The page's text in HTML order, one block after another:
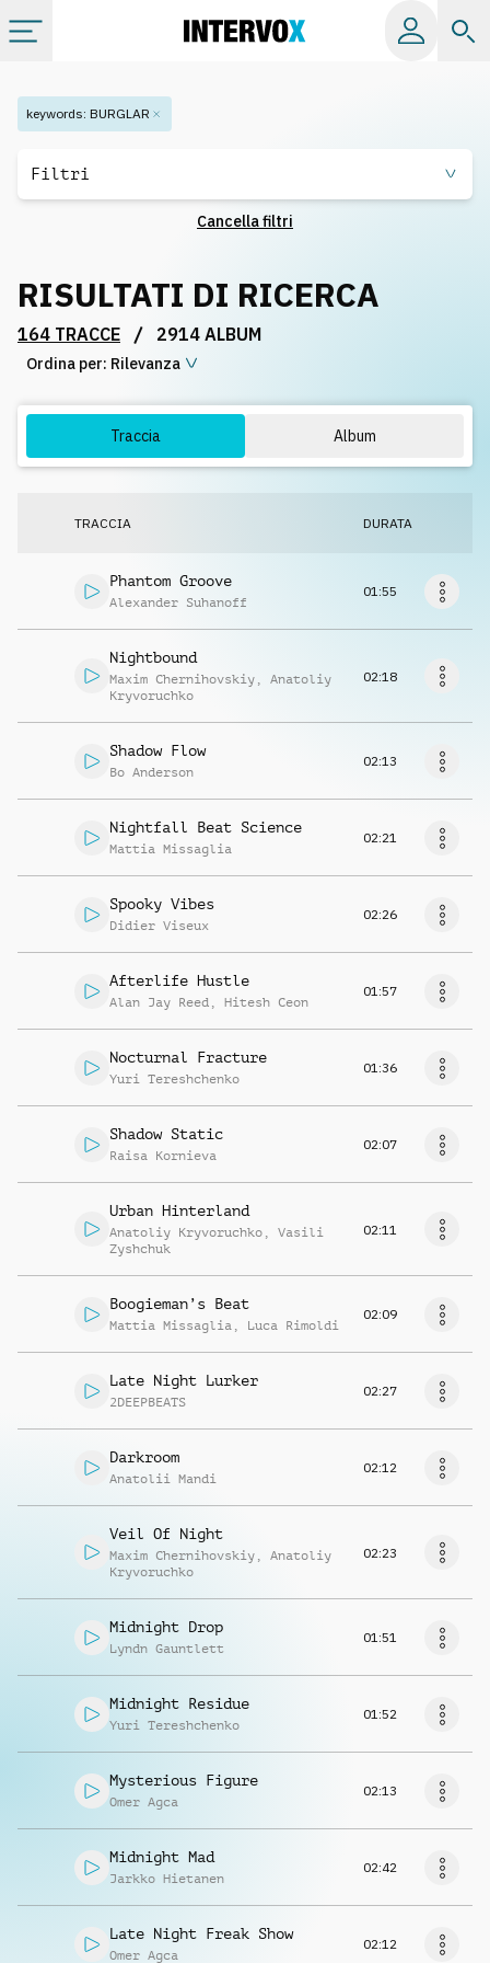
Categorie
Playlist
Licenze
keywords: BURGLAR
Filtri
Cancella filtri
RISULTATI DI RICERCA
164 TRACCE / 2914 ALBUM
Ordina per: Rilevanza
Traccia Album
TRACCIA DURATA
Phantom Groove
Alexander Suhanoff
01:55
Nightbound
Maxim Chernihovskiy , Anatoliy
Kryvoruchko
02:18
Shadow Flow
Bo Anderson
02:13
Nightfall Beat Science
Mattia Missaglia
02:21
Spooky Vibes
Didier Viseux
02:26
Afterlife Hustle
Alan Jay Reed , Hitesh Ceon
01:57
Nocturnal Fracture
Yuri Tereshchenko
01:36
Shadow Static
Raisa Kornieva
02:07
Urban Hinterland
Anatoliy Kryvoruchko , Vasili
Zyshchuk
02:11
Boogieman’s Beat
Mattia Missaglia , Luca Rimoldi
02:09
Late Night Lurker
2DEEPBEATS
02:27
Darkroom
Anatolii Mandi
02:12
Veil Of Night
Maxim Chernihovskiy , Anatoliy
Kryvoruchko
02:23
Midnight Drop
Lyndn Gauntlett
01:51
Midnight Residue
Yuri Tereshchenko
01:52
Mysterious Figure
Omer Agca
02:13
Midnight Mad
Jarkko Hietanen
02:42
Late Night Freak Show
Omer Agca
02:12